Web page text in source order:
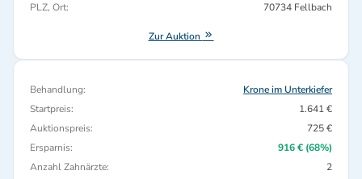
PLZ, Ort:
70734 Fellbach
Zur Auktion
Behandlung:
Krone im Unterkiefer
Startpreis:
1.641 €
Auktionspreis:
725 €
Ersparnis:
916 € (68%)
Anzahl Zahnärzte:
2